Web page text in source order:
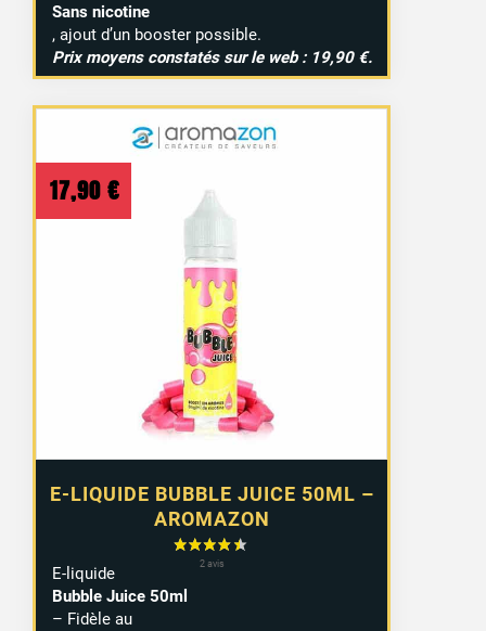
Sans nicotine
, ajout d’un booster possible.
Prix moyens constatés sur le web : 19,90 €.
E-LIQUIDE BUBBLE JUICE 50ML –
AROMAZON
17,90 €
E-liquide
Bubble Juice 50ml
– Fidèle au